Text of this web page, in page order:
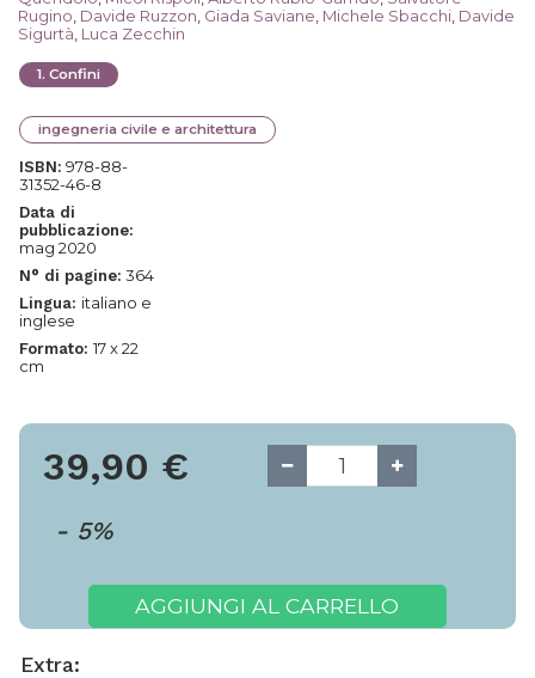
Rugino Davide Ruzzon Giada Saviane Michele Sbacchi Davide
Sigurtà Luca Zecchin
1. Confini
ingegneria civile e architettura
ISBN: 978-88-
31352-46-8
Data di
pubblicazione:
mag 2020
N° di pagine: 364
Lingua: italiano e
inglese
Formato: 17 x 22
cm
39,90 €
- 5%
AGGIUNGI AL CARRELLO
Extra: